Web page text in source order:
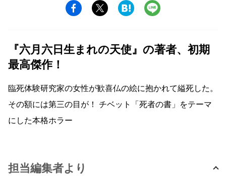
『六月六日生まれの天使』の著者、初期
最高傑作！
臨死体験研究家の女性が歓喜仏の絵に抱かれて縊死した。
その額には第三の目が！ チベット「死者の書」をテーマ
にした本格ホラー
担当編集者より